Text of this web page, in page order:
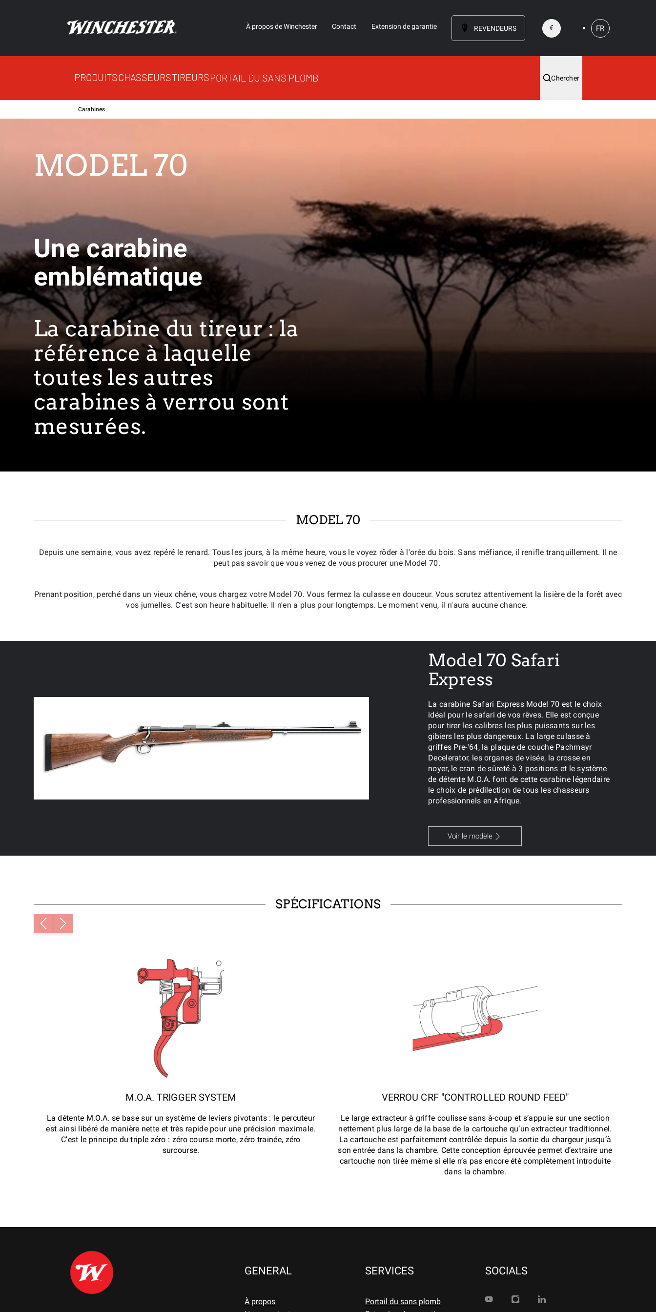
À propos de Winchester Contact Extension de garantie REVENDEURS € FR
PRODUITSCHASSEURSTIREURSPORTAIL DU SANS PLOMB Chercher
Carabines
MODEL 70
Une carabine
emblématique
La carabine du tireur : la
référence à laquelle
toutes les autres
carabines à verrou sont
mesurées.
MODEL 70
Depuis une semaine, vous avez repéré le renard. Tous les jours, à la même heure, vous le voyez rôder à l'orée du bois. Sans méfiance, il renifle tranquillement. Il ne
peut pas savoir que vous venez de vous procurer une Model 70.
Prenant position, perché dans un vieux chêne, vous chargez votre Model 70. Vous fermez la culasse en douceur. Vous scrutez attentivement la lisière de la forêt avec
vos jumelles. C'est son heure habituelle. Il n'en a plus pour longtemps. Le moment venu, il n'aura aucune chance.
Model 70 Safari
Express
La carabine Safari Express Model 70 est le choix
idéal pour le safari de vos rêves. Elle est conçue
pour tirer les calibres les plus puissants sur les
gibiers les plus dangereux. La large culasse à
griffes Pre-'64, la plaque de couche Pachmayr
Decelerator, les organes de visée, la crosse en
noyer, le cran de sûreté à 3 positions et le système
de détente M.O.A. font de cette carabine légendaire
le choix de prédilection de tous les chasseurs
professionnels en Afrique.
Voir le modèle
SPÉCIFICATIONS
M.O.A. TRIGGER SYSTEM
La détente M.O.A. se base sur un système de leviers pivotants : le percuteur
est ainsi libéré de manière nette et très rapide pour une précision maximale.
C’est le principe du triple zéro : zéro course morte, zéro trainée, zéro
surcourse.
VERROU CRF "CONTROLLED ROUND FEED"
Le large extracteur à griffe coulisse sans à-coup et s’appuie sur une section
nettement plus large de la base de la cartouche qu’un extracteur traditionnel.
La cartouche est parfaitement contrôlée depuis la sortie du chargeur jusqu‘à
son entrée dans la chambre. Cette conception éprouvée permet d’extraire une
cartouche non tirée même si elle n’a pas encore été complètement introduite
dans la chambre.
GENERAL
À propos
SERVICES
Portail du sans plomb
SOCIALS